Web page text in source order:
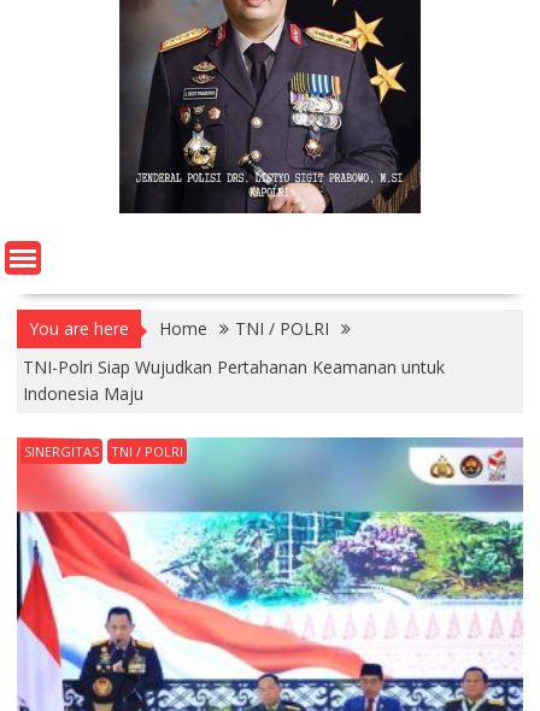
You are here Home
TNI / POLRI
TNI-Polri Siap Wujudkan Pertahanan Keamanan untuk
Indonesia Maju
SINERGITAS TNI / POLRI